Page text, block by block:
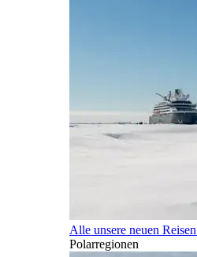
Alle unsere neuen
Polarregionen